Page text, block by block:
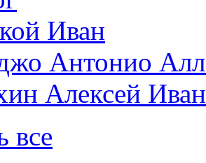
Иван
Антонио
Алексей
все